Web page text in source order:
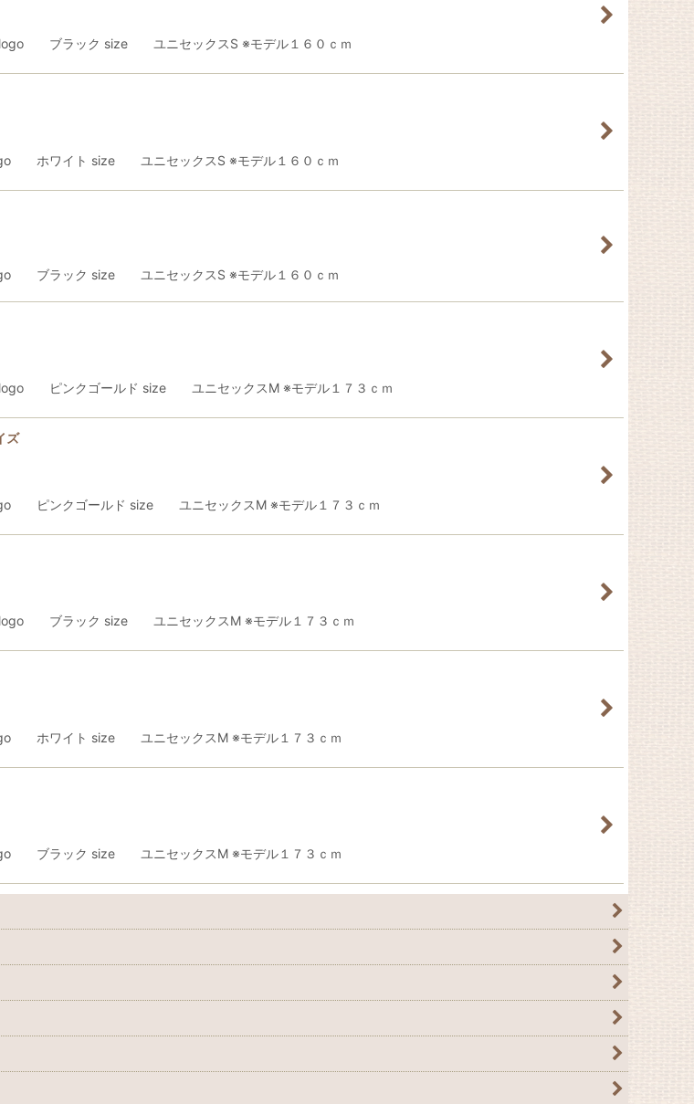
ブラック size ユニセックスS ※モデル１６０ｃｍ
ホワイト size ユニセックスS ※モデル１６０ｃｍ
ブラック size ユニセックスS ※モデル１６０ｃｍ
ピンクゴールド size ユニセックスM ※モデル１７３ｃｍ
ズ
ピンクゴールド size ユニセックスM ※モデル１７３ｃｍ
ブラック size ユニセックスM ※モデル１７３ｃｍ
ホワイト size ユニセックスM ※モデル１７３ｃｍ
ブラック size ユニセックスM ※モデル１７３ｃｍ